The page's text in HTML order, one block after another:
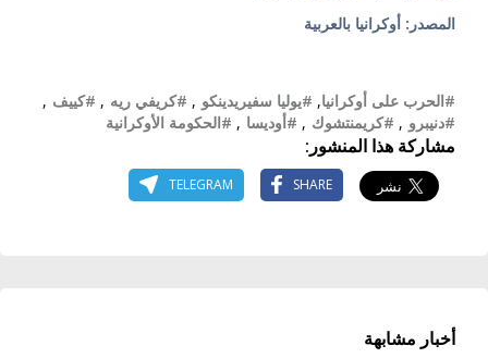
المصدر: أوكرانيا بالعربية
#الحرب على أوكرانيا, #يوليا سفيريدينكو , #كريفي ريه , #كييف ,
#دنيبرو , #كريمنتشوك , #أوديسا , #الحكومة الأوكرانية
مشاركة هذا المنشور:
SHARE
TELEGRAM
أخبار مشابهة